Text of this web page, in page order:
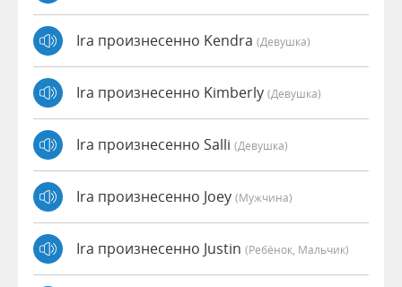
Ira произнесенно Kendra (девушка)
Ira произнесенно Kimberly (девушка)
Ira произнесенно Salli (девушка)
Ira произнесенно Joey (мужчина)
Ira произнесенно Justin (Ребёнок, Мальчик)